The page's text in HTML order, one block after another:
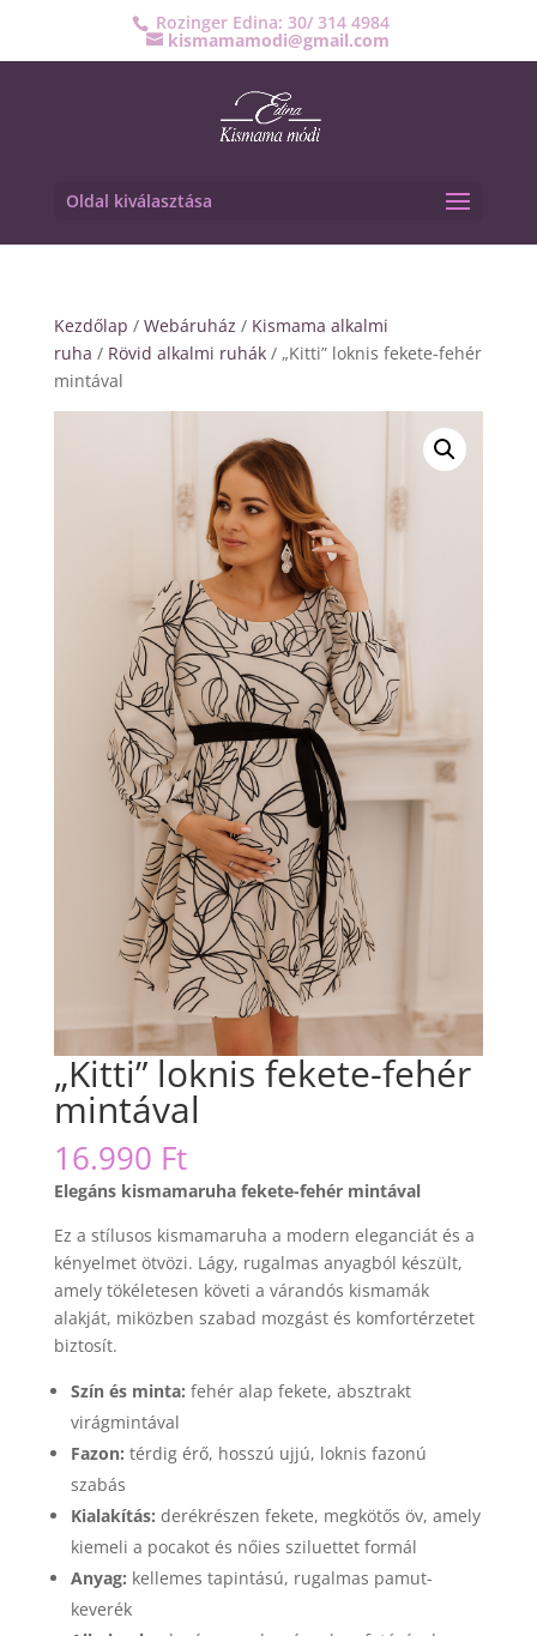
Rozinger Edina: 30/ 314 4984
kismamamodi@gmail.com
Oldal kiválasztása
Kezdőlap / Webáruház / Kismama alkalmi
ruha / Rövid alkalmi ruhák/ „Kitti” loknis fekete-fehér
mintával
„Kitti” loknis fekete-fehér
mintával
16.990 Ft
Elegáns kismamaruha fekete-fehér mintával
Ez a stílusos kismamaruha a modern eleganciát és a
kényelmet ötvözi. Lágy, rugalmas anyagból készült,
amely tökéletesen követi a várandós kismamák
alakját, miközben szabad mozgást és komfortérzetet
biztosít.
Szín és minta: fehér alap fekete, absztrakt
virágmintával
Fazon: térdig érő, hosszú ujjú, loknis fazonú
szabás
Kialakítás: derékrészen fekete, megkötős öv, amely
kiemeli a pocakot és nőies sziluettet formál
Anyag: kellemes tapintású, rugalmas pamut-
keverék